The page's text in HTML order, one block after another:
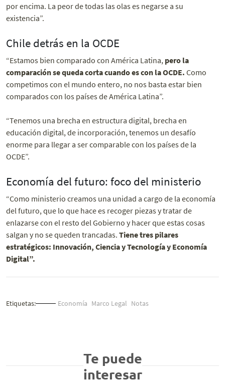
por encima. La peor de todas las olas es negarse a su
existencia”.
Chile detrás en la OCDE
“Estamos bien comparado con América Latina, pero la
comparación se queda corta cuando es con la OCDE. Como
competimos con el mundo entero, no nos basta estar bien
comparados con los países de América Latina”.
“Tenemos una brecha en estructura digital, brecha en
educación digital, de incorporación, tenemos un desafío
enorme para llegar a ser comparable con los países de la
OCDE”.
Economía del futuro: foco del ministerio
“Como ministerio creamos una unidad a cargo de la economía
del futuro, que lo que hace es recoger piezas y tratar de
enlazarse con el resto del Gobierno y hacer que estas cosas
salgan y no se queden trancadas. Tiene tres pilares
estratégicos: Innovación, Ciencia y Tecnología y Economía
Digital”.
Etiquetas: Economía Marco Legal Notas
Te puede
interesar